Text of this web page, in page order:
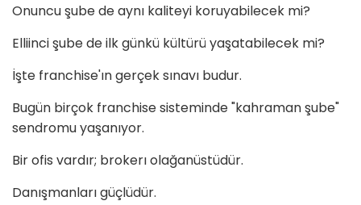
Onuncu şube de aynı kaliteyi koruyabilecek mi?
Elliinci şube de ilk günkü kültürü yaşatabilecek mi?
İşte franchise'ın gerçek sınavı budur.
Bugün birçok franchise sisteminde "kahraman şube"
sendromu yaşanıyor.
Bir ofis vardır; brokerı olağanüstüdür.
Danışmanları güçlüdür.